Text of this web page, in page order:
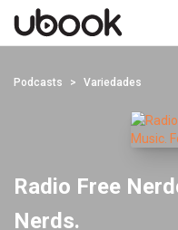
Podcasts Variedades
Radio Free
Nerds.